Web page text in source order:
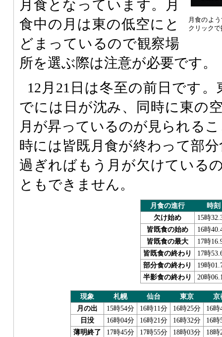
月食のよ
クリック
月食となっています。月
食中の月は東の低空にと
どまっているので観察場
所を選ぶ際は注意が必要です。
12月21日は冬至の前日です
でには日が沈み、同時に東の
月が昇っているのが見られる
時には皆既月食が終わって部
過ぎればもう月が欠けている
ともできません。
月食の進行
時刻
欠け始め
15時
皆既食の始め
16時
皆既食の最大
17時
皆既食の終わり
17時
部分食の終わり
19時
半影食の終わり
20時
現象 札幌 仙台 東京
京
月の出
15時54分 16時11分 16時25分
16時
日没
16時04分 16時21分 16時32分
16時
薄明終了
17時45分 17時55分 18時03分 18時